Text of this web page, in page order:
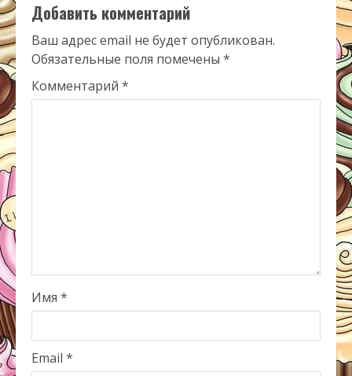
Добавить комментарий
Ваш адрес email не будет опубликован.
Обязательные поля помечены *
Комментарий *
Имя *
Email *